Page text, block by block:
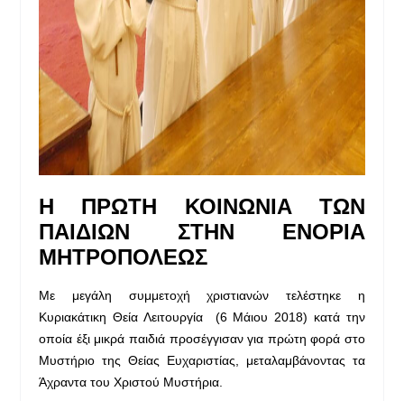
Η ΠΡΩΤΗ ΚΟΙΝΩΝΙΑ ΤΩΝ
ΠΑΙΔΙΩΝ ΣΤΗΝ ΕΝΟΡΙΑ
ΜΗΤΡΟΠΟΛΕΩΣ
Με μεγάλη συμμετοχή χριστιανών τελέστηκε η
Κυριακάτικη Θεία Λειτουργία (6 Μάιου 2018) κατά την
οποία έξι μικρά παιδιά προσέγγισαν για πρώτη φορά στο
Μυστήριο της Θείας Ευχαριστίας, μεταλαμβάνοντας τα
Άχραντα του Χριστού Μυστήρια.